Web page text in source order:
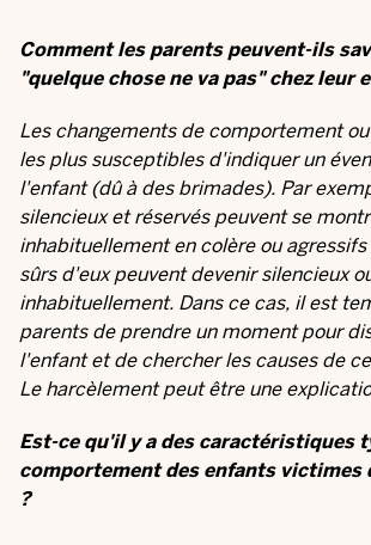
Comment les parents peuvent-ils
"quelque chose ne va pas" chez leur
Les changements de comportement
les plus susceptibles d'indiquer un
l'enfant (dû à des brimades). Par
silencieux et réservés peuvent se
inhabituellement en colère ou
sûrs d'eux peuvent devenir silencieux
inhabituellement. Dans ce cas, il est
parents de prendre un moment pour
l'enfant et de chercher les causes de
Le harcèlement peut être une
Est-ce qu'il y a des caractéristiques
comportement des enfants victimes
?